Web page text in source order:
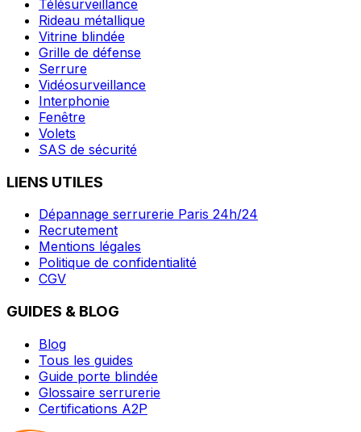
Télésurveillance
Rideau métallique
Vitrine blindée
Grille de défense
Serrure
Vidéosurveillance
Interphonie
Fenêtre
Volets
SAS de sécurité
LIENS UTILES
Dépannage serrurerie Paris 24h/24
Recrutement
Mentions légales
Politique de confidentialité
CGV
GUIDES & BLOG
Blog
Tous les guides
Guide porte blindée
Glossaire serrurerie
Certifications A2P